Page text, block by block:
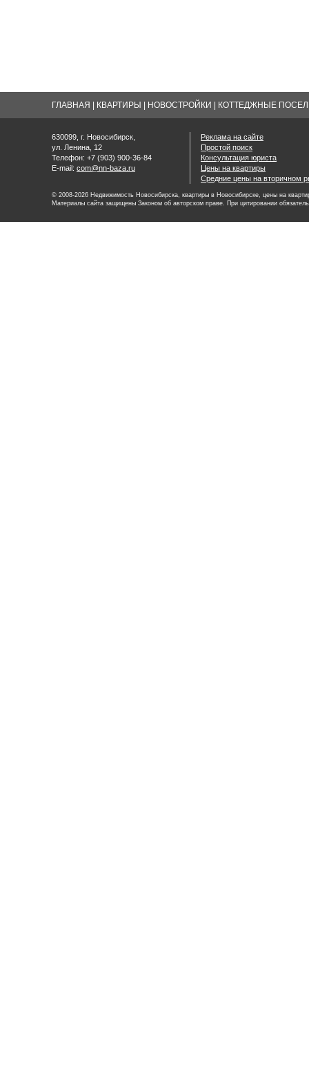
ГЛАВНАЯ КВАРТИРЫ НОВОСТРОЙКИ КОТТЕДЖНЫЕ
630099, г. Новосибирск,
ул. Ленина, 12
Телефон: +7 (903) 900-36-84
E-mail: com@nn-baza.ru
Реклама на сайте
Простой поиск
Консультация юриста
Цены на квартиры
Средние цены на вторичном
© 2008-2026 Недвижимость Новосибирска, квартиры в Новосибирске, цены на
Материалы сайта защищены Законом об авторском праве. При цитировании